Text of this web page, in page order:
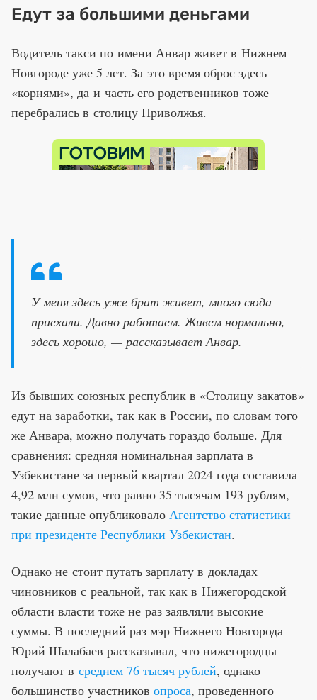
Едут за большими деньгами
Водитель такси по имени Анвар живет в Нижнем
Новгороде уже 5 лет. За это время оброс здесь
«корнями», да и часть его родственников тоже
перебрались в столицу Приволжья.
У меня здесь уже брат живет, много сюда
приехали. Давно работаем. Живем нормально,
здесь хорошо, — рассказывает Анвар.
Из бывших союзных республик в «Столицу закатов»
едут на заработки, так как в России, по словам того
же Анвара, можно получать гораздо больше. Для
сравнения: средняя номинальная зарплата в
Узбекистане за первый квартал 2024 года составила
4,92 млн сумов, что равно 35 тысячам 193 рублям,
такие данные опубликовало Агентство статистики
при президенте Республики Узбекистан.
Однако не стоит путать зарплату в докладах
чиновников с реальной, так как в Нижегородской
области власти тоже не раз заявляли высокие
суммы. В последний раз мэр Нижнего Новгорода
Юрий Шалабаев рассказывал, что нижегородцы
получают в среднем 76 тысяч рублей, однако
большинство участников опроса, проведенного